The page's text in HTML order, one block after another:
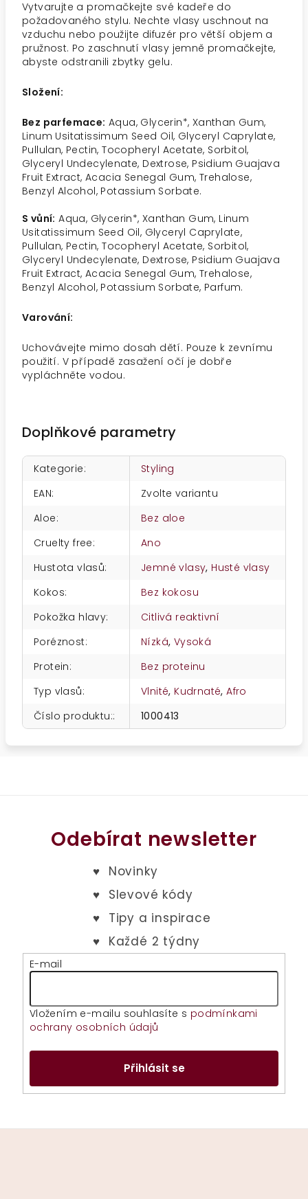
Vytvarujte a promačkejte své kadeře do
požadovaného stylu. Nechte vlasy uschnout na
vzduchu nebo použijte difuzér pro větší objem a
pružnost. Po zaschnutí vlasy jemně promačkejte,
abyste odstranili zbytky gelu.
Složení:
Bez parfemace: Aqua, Glycerin*, Xanthan Gum,
Linum Usitatissimum Seed Oil, Glyceryl Caprylate,
Pullulan, Pectin, Tocopheryl Acetate, Sorbitol,
Glyceryl Undecylenate, Dextrose, Psidium Guajava
Fruit Extract, Acacia Senegal Gum, Trehalose,
Benzyl Alcohol, Potassium Sorbate.
S vůní: Aqua, Glycerin*, Xanthan Gum, Linum
Usitatissimum Seed Oil, Glyceryl Caprylate,
Pullulan, Pectin, Tocopheryl Acetate, Sorbitol,
Glyceryl Undecylenate, Dextrose, Psidium Guajava
Fruit Extract, Acacia Senegal Gum, Trehalose,
Benzyl Alcohol, Potassium Sorbate, Parfum.
Varování:
Uchovávejte mimo dosah dětí. Pouze k zevnímu
použití. V případě zasažení očí je dobře
vypláchněte vodou.
Doplňkové parametry
Kategorie:
Styling
EAN:
Zvolte variantu
Aloe:
Bez aloe
Cruelty free:
Ano
Hustota vlasů: Jemné vlasy, Husté vlasy
Kokos:
Bez kokosu
Pokožka hlavy:
Citlivá reaktivní
Poréznost: Nízká, Vysoká
Protein:
Bez proteinu
Typ vlasů: Vlnité, Kudrnaté,Afro
Číslo produktu:: 1000413
Odebírat newsletter
E-mail
Vložením e-mailu souhlasíte s podmínkami
ochrany osobních údajů
Přihlásit se